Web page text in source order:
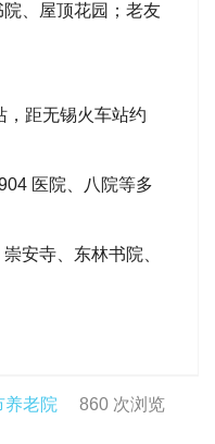
、屋顶花园；老友
，距无锡火车站约
医院、八院等多
安寺、东林书院、
养老院 860 次浏览